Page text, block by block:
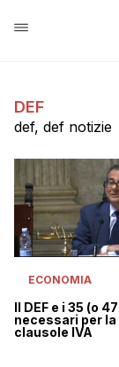
DEF
def, def notizie
ECONOMIA
Il DEF e i 35 (o
necessari per
clausole IVA